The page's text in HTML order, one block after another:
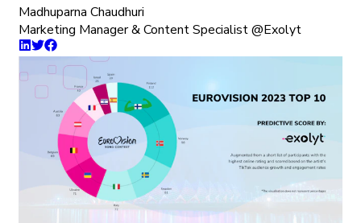
Madhuparna Chaudhuri
Marketing Manager & Content Specialist @Exolyt